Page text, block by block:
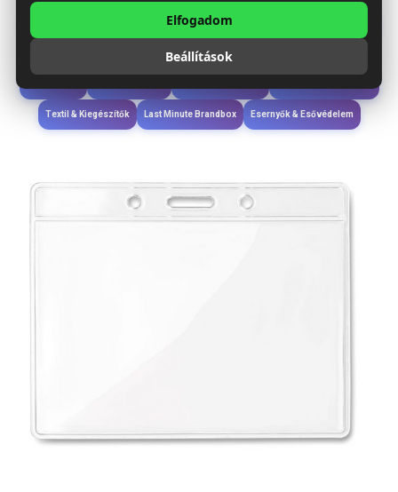
Étkezés & Ivás
Wellness & Ápolás
Textil & Kiegészítők Last Minute Brandbox Esernyők & Esővédelem
Elfogadom
Beállítások